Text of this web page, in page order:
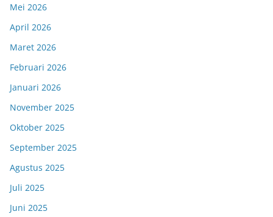
Mei 2026
April 2026
Maret 2026
Februari 2026
Januari 2026
November 2025
Oktober 2025
September 2025
Agustus 2025
Juli 2025
Juni 2025